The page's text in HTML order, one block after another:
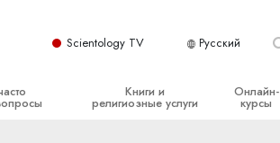
Scientology TV Русский
Книги и
религиозные услуги
Онлайн-
курсы